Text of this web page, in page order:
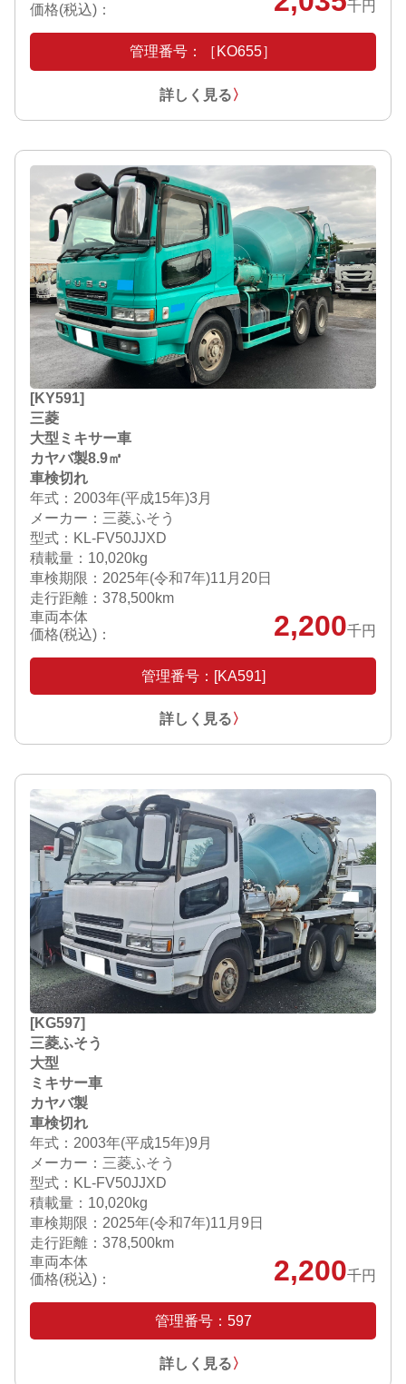
価格(税込)： 千円
管理番号：［KO655］
詳しく見る〉
[KY591]
三菱
大型ミキサー車
カヤバ製8.9㎥
車検切れ
年式：2003年(平成15年)3月
メーカー：三菱ふそう
型式：KL-FV50JJXD
積載量：10,020kg
車検期限： 2025年(令和7年)11月20日
走行距離：378,500km
車両本体
価格(税込)：
2,200千円
管理番号：[KA591]
詳しく見る〉
[KG597]
三菱ふそう
大型
ミキサー車
カヤバ製
車検切れ
年式：2003年(平成15年)9月
メーカー：三菱ふそう
型式：KL-FV50JJXD
積載量：10,020kg
車検期限： 2025年(令和7年)11月9日
走行距離：378,500km
車両本体
価格(税込)：
2,200千円
管理番号：597
詳しく見る〉